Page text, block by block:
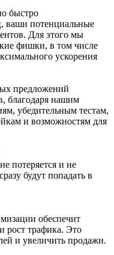
быстро
ваши потенциальные
Для этого мы
фишки, в том числе
ускорения
предложений
благодаря нашим
убедительным тестам,
и возможностям для
потеряется и не
будут попадать в
обеспечит
рост трафика. Это
и увеличить продажи.